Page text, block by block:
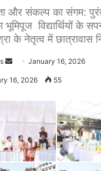
और संकल्प का संगम:
विद्यार्थियों के
के नेतृत्व में छात्रावास
Send January 16, 2026
16, 2026 55